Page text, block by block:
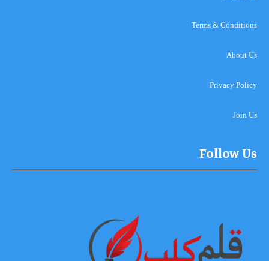
Terms & Conditions
About Us
Privacy Policy
Join Us
Follow Us